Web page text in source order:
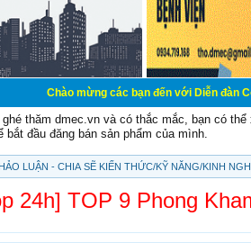
Chào mừng các bạn đến với Diễn đàn Cơ Điện
ghé thăm dmec.vn và có thắc mắc, bạn có
bắt đầu đăng bán sản phẩm của mình.
LUẬN - CHIA SẼ KIẾN THỨC/KỸ NĂNG/KINH
24h] TOP 9 Phong